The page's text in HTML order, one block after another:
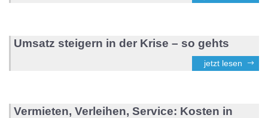
Umsatz steigern in der Krise – so gehts
jetzt lesen
Vermieten, Verleihen, Service: Kosten in